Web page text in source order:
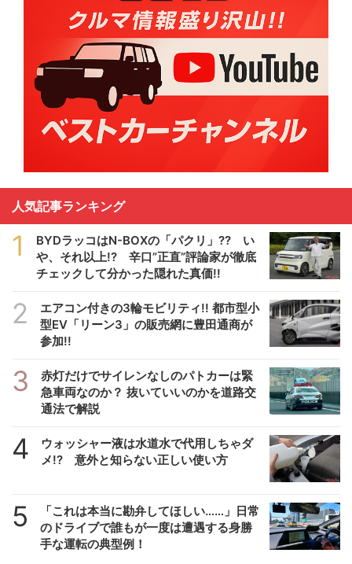
人気記事ランキング
1
BYDラッコはN-BOXの「パクリ」?? い
や、それ以上!? 辛口”正直”評論家が徹底
チェックして分かった隠れた真価!!
2
エアコン付きの3輪モビリティ!! 都市型小
型EV「リーン3」の販売網に豊田通商が
参加!!
3
赤灯だけでサイレンなしのパトカーは緊
急車両なのか？ 抜いていいのかを道路交
通法で解説
4
ウォッシャー液は水道水で代用しちゃダ
メ!? 意外と知らない正しい使い方
5
「これは本当に勘弁してほしい……」日常
のドライブで誰もが一度は遭遇する身勝
手な運転の典型例！